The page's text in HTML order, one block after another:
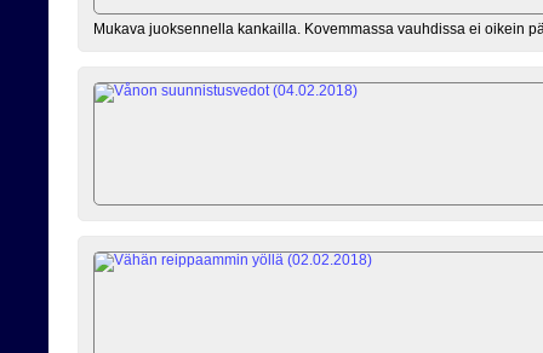
Mukava juoksennella kankailla. Kovemmassa vauhdissa ei oikein